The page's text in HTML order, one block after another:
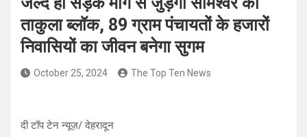
ताकुला ब्लॉक, 89 ग्राम पंचायतों के हजारों
निवासियों का जीवन बनेगा सुगम
October 25, 2024 The Top Ten News
दी टॉप टेन न्यूज़/ देहरादून